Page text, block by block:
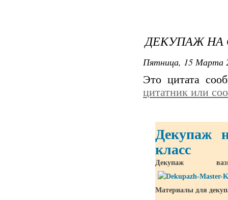
ДЕКУПАЖ НА
Пятница, 15 Марта
Это цитата
цитатник или
Декупаж
класс
Декупаж
Материалы для